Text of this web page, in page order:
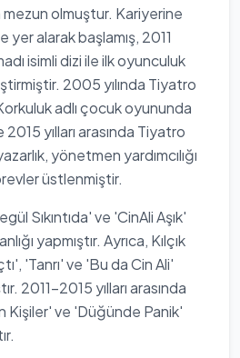
mezun olmuştur. Kariyerine
alarak başlamış, 2011
isimli dizi ile ilk oyunculuk
2005 yılında Tiyatro
adlı çocuk oyununda
yılları arasında Tiyatro
yönetmen yardımcılığı
üstlenmiştir.
Sıkıntıda' ve 'CinAli Aşık'
yapmıştır. Ayrıca, Kılçık
'Tanrı' ve 'Bu da Cin Ali'
2011-2015 yılları arasında
Kişiler' ve 'Düğünde Panik'